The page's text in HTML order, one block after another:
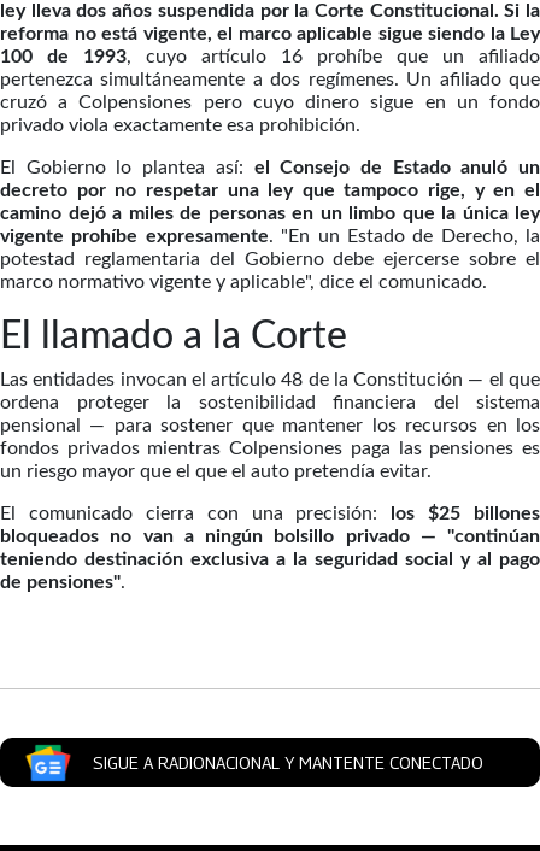
ley lleva dos años suspendida por la Corte Constitucional. Si la
reforma no está vigente, el marco aplicable sigue siendo la Ley
100 de 1993, cuyo artículo 16 prohíbe que un afiliado
pertenezca simultáneamente a dos regímenes. Un afiliado que
cruzó a Colpensiones pero cuyo dinero sigue en un fondo
privado viola exactamente esa prohibición.
El Gobierno lo plantea así: el Consejo de Estado anuló un
decreto por no respetar una ley que tampoco rige, y en el
camino dejó a miles de personas en un limbo que la única ley
vigente prohíbe expresamente. "En un Estado de Derecho, la
potestad reglamentaria del Gobierno debe ejercerse sobre el
marco normativo vigente y aplicable", dice el comunicado.
El llamado a la Corte
Las entidades invocan el artículo 48 de la Constitución — el que
ordena proteger la sostenibilidad financiera del sistema
pensional — para sostener que mantener los recursos en los
fondos privados mientras Colpensiones paga las pensiones es
un riesgo mayor que el que el auto pretendía evitar.
El comunicado cierra con una precisión:
los $25 billones
bloqueados no van a ningún bolsillo privado — "continúan
teniendo destinación exclusiva a la seguridad social y al pago
de pensiones".
SIGUE A RADIONACIONAL Y MANTENTE CONECTADO